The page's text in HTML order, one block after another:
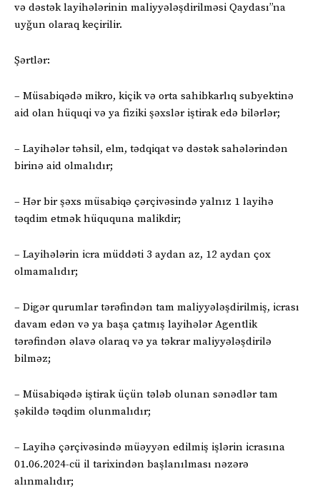
və dəstək layihələrinin maliyyələşdirilməsi Qaydası”na
uyğun olaraq keçirilir.
Şərtlər:
– Müsabiqədə mikro, kiçik və orta sahibkarlıq subyektinə
aid olan hüquqi və ya fiziki şəxslər iştirak edə bilərlər;
– Layihələr təhsil, elm, tədqiqat və dəstək sahələrindən
birinə aid olmalıdır;
– Hər bir şəxs müsabiqə çərçivəsində yalnız 1 layihə
təqdim etmək hüququna malikdir;
– Layihələrin icra müddəti 3 aydan az, 12 aydan çox
olmamalıdır;
– Digər qurumlar tərəfindən tam maliyyələşdirilmiş, icrası
davam edən və ya başa çatmış layihələr Agentlik
tərəfindən əlavə olaraq və ya təkrar maliyyələşdirilə
bilməz;
– Müsabiqədə iştirak üçün tələb olunan sənədlər tam
şəkildə təqdim olunmalıdır;
– Layihə çərçivəsində müəyyən edilmiş işlərin icrasına
01.06.2024-cü il tarixindən başlanılması nəzərə
alınmalıdır;